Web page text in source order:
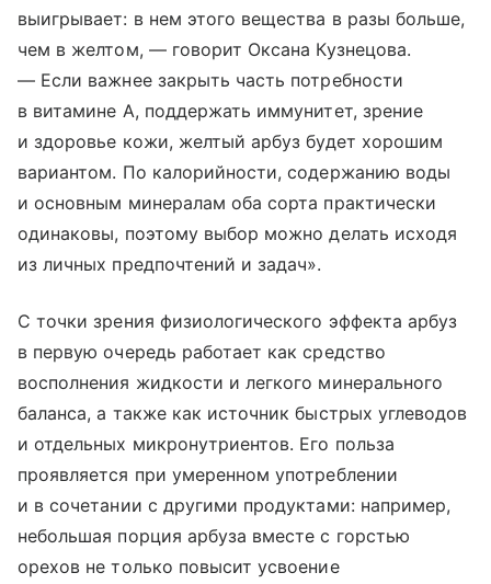
выигрывает: в нем этого вещества в разы больше,
чем в желтом, — говорит Оксана Кузнецова.
— Если важнее закрыть часть потребности
в витамине А, поддержать иммунитет, зрение
и здоровье кожи, желтый арбуз будет хорошим
вариантом. По калорийности, содержанию воды
и основным минералам оба сорта практически
одинаковы, поэтому выбор можно делать исходя
из личных предпочтений и задач».
С точки зрения физиологического эффекта арбуз
в первую очередь работает как средство
восполнения жидкости и легкого минерального
баланса, а также как источник быстрых углеводов
и отдельных микронутриентов. Его польза
проявляется при умеренном употреблении
и в сочетании с другими продуктами: например,
небольшая порция арбуза вместе с горстью
орехов не только повысит усвоение